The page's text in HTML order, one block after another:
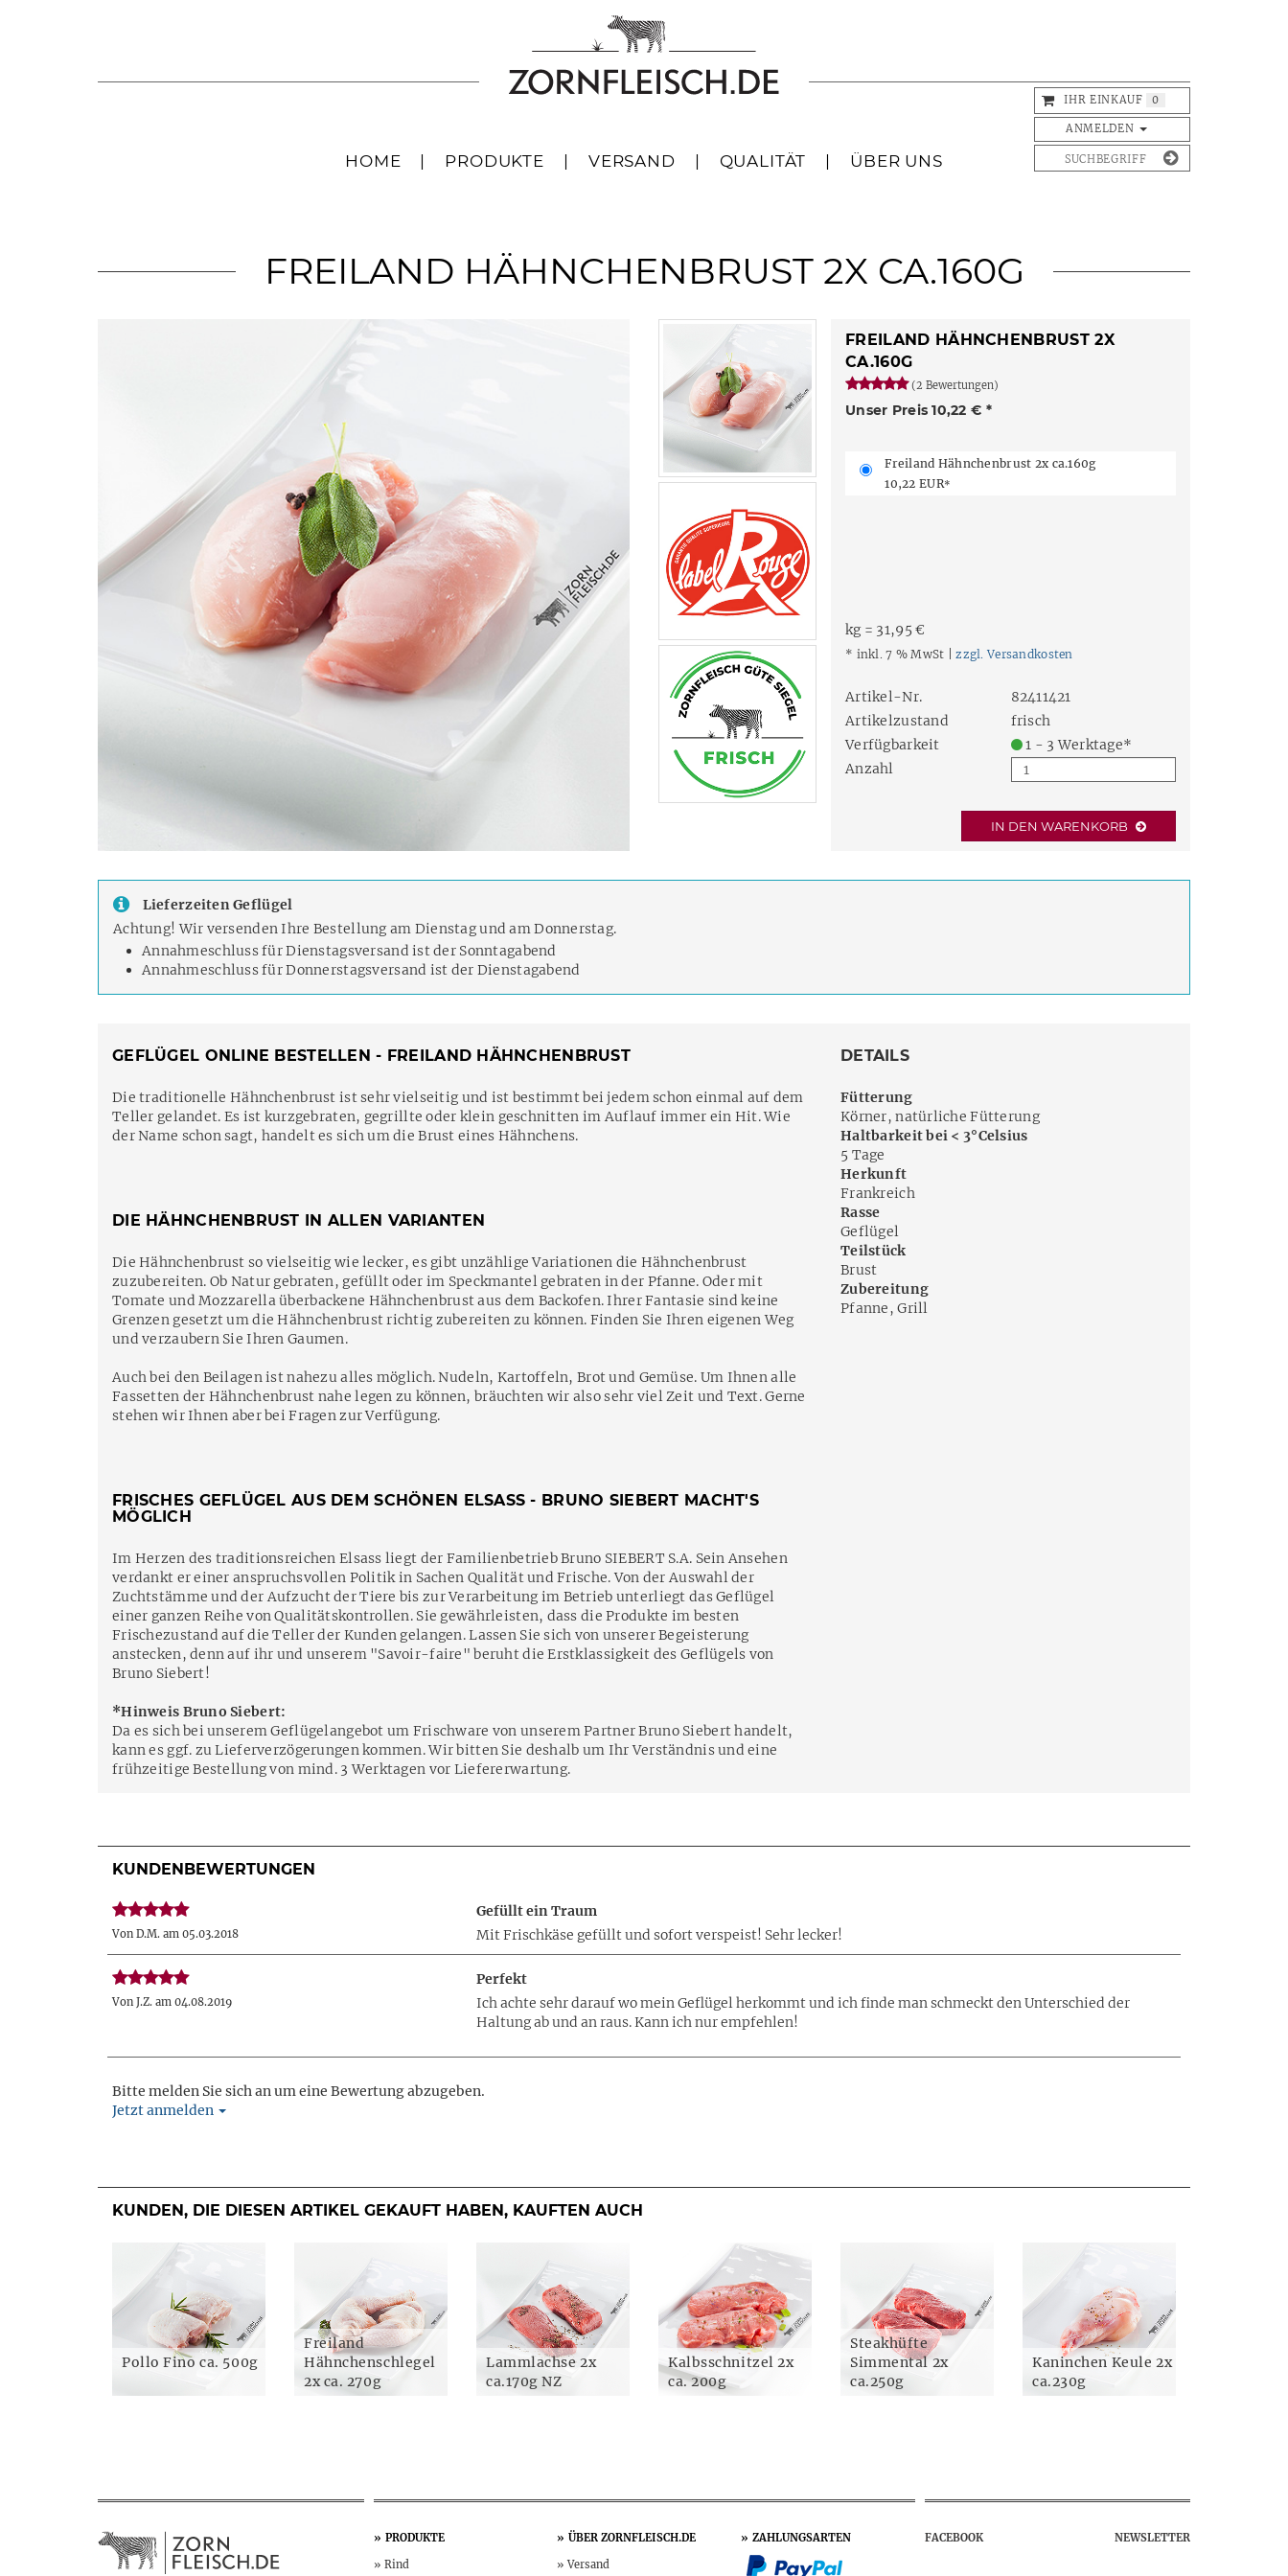
IHR EINKAUF 0
ANMELDEN
HOME PRODUKTE VERSAND QUALITÄT ÜBER UNS
FREILAND HÄHNCHENBRUST 2X CA.160G
FREILAND HÄHNCHENBRUST 2X
CA.160G
(2 Bewertungen)
Unser Preis 10,22 € *
Freiland Hähnchenbrust 2x ca.160g
10,22 EUR*
kg = 31,95 €
* inkl. 7 % MwSt |zzgl. Versandkosten
Artikel-Nr.
82411421
Artikelzustand
frisch
Verfügbarkeit
1 - 3 Werktage*
Anzahl
IN DEN WARENKORB
Lieferzeiten Geflügel
Achtung! Wir versenden Ihre Bestellung am Dienstag und am Donnerstag.
Annahmeschluss für Dienstagsversand ist der Sonntagabend
Annahmeschluss für Donnerstagsversand ist der Dienstagabend
GEFLÜGEL ONLINE BESTELLEN - FREILAND HÄHNCHENBRUST
Die traditionelle Hähnchenbrust ist sehr vielseitig und ist bestimmt bei jedem schon einmal auf dem
Teller gelandet. Es ist kurzgebraten, gegrillte oder klein geschnitten im Auflauf immer ein Hit. Wie
der Name schon sagt, handelt es sich um die Brust eines Hähnchens.
DIE HÄHNCHENBRUST IN ALLEN VARIANTEN
Die Hähnchenbrust so vielseitig wie lecker, es gibt unzählige Variationen die Hähnchenbrust
zuzubereiten. Ob Natur gebraten, gefüllt oder im Speckmantel gebraten in der Pfanne. Oder mit
Tomate und Mozzarella überbackene Hähnchenbrust aus dem Backofen. Ihrer Fantasie sind keine
Grenzen gesetzt um die Hähnchenbrust richtig zubereiten zu können. Finden Sie Ihren eigenen Weg
und verzaubern Sie Ihren Gaumen.
Auch bei den Beilagen ist nahezu alles möglich. Nudeln, Kartoffeln, Brot und Gemüse. Um Ihnen alle
Fassetten der Hähnchenbrust nahe legen zu können, bräuchten wir also sehr viel Zeit und Text. Gerne
stehen wir Ihnen aber bei Fragen zur Verfügung.
FRISCHES GEFLÜGEL AUS DEM SCHÖNEN ELSASS - BRUNO SIEBERT MACHT'S
MÖGLICH
Im Herzen des traditionsreichen Elsass liegt der Familienbetrieb Bruno SIEBERT S.A. Sein Ansehen
verdankt er einer anspruchsvollen Politik in Sachen Qualität und Frische. Von der Auswahl der
Zuchtstämme und der Aufzucht der Tiere bis zur Verarbeitung im Betrieb unterliegt das Geflügel
einer ganzen Reihe von Qualitätskontrollen. Sie gewährleisten, dass die Produkte im besten
Frischezustand auf die Teller der Kunden gelangen. Lassen Sie sich von unserer Begeisterung
anstecken, denn auf ihr und unserem "Savoir-faire" beruht die Erstklassigkeit des Geflügels von
Bruno Siebert!
*Hinweis Bruno Siebert:
Da es sich bei unserem Geflügelangebot um Frischware von unserem Partner Bruno Siebert handelt,
kann es ggf. zu Lieferverzögerungen kommen. Wir bitten Sie deshalb um Ihr Verständnis und eine
frühzeitige Bestellung von mind. 3 Werktagen vor Liefererwartung.
DETAILS
Fütterung
Körner, natürliche Fütterung
Haltbarkeit bei < 3°Celsius
5 Tage
Herkunft
Frankreich
Rasse
Geflügel
Teilstück
Brust
Zubereitung
Pfanne, Grill
KUNDENBEWERTUNGEN
Von D.M. am 05.03.2018
Gefüllt ein Traum
Mit Frischkäse gefüllt und sofort verspeist! Sehr lecker!
Von J.Z. am 04.08.2019
Perfekt
Ich achte sehr darauf wo mein Geflügel herkommt und ich finde man schmeckt den Unterschied der
Haltung ab und an raus. Kann ich nur empfehlen!
Bitte melden Sie sich an um eine Bewertung abzugeben.
Jetzt anmelden
KUNDEN, DIE DIESEN ARTIKEL GEKAUFT HABEN, KAUFTEN AUCH
Pollo Fino ca. 500g
Freiland
Hähnchenschlegel
2x ca. 270g
Lammlachse 2x
ca.170g NZ
Kalbsschnitzel 2x
ca. 200g
Steakhüfte
Simmental 2x
ca.250g
Kaninchen Keule 2x
ca.230g
PRODUKTE
Rind
ÜBERZORNFLEISCH.DE
Versand
ZAHLUNGSARTEN FACEBOOK NEWSLETTER